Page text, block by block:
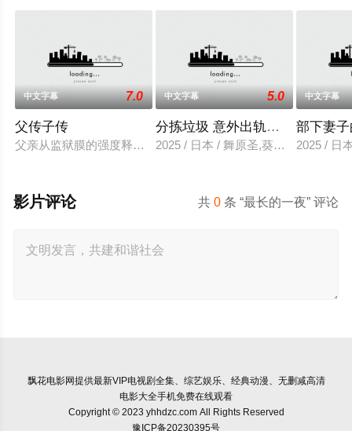
中文字幕 7.0
父传子传
父亲从监狱膜的强度释放，并在六年内回国包含的故事单独
中文字幕 5.0
分拣垃圾 意外出轨性爱
2025 / 日本 / 舞原圣,葵悠太
中文字幕
部下妻
2025 / 日
共0 条 “最长的一夜” 评论
影片评论
飘花电影网提供最新VIP电视剧全集、综艺娱乐、经典动漫、无删减高清
电影大全手机免费在线观看
Copyright © 2023 yhhdzc.com All Rights Reserved
豫ICP备20230395号